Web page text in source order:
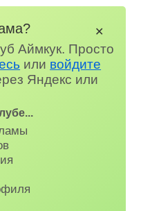
Аймкук. Просто
или войдите
Яндекс или
✕